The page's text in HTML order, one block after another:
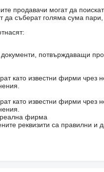
продавачи могат да
съберат голяма сума пари,
потвърждаващи
като известни фирми чрез
като известни фирми чрез
реална фирма
реквизити са правилни и